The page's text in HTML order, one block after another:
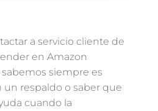
a servicio cliente de
en Amazon
siempre es
respaldo o saber que
cuando la